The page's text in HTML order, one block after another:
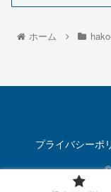
ホーム
プライバシーポ